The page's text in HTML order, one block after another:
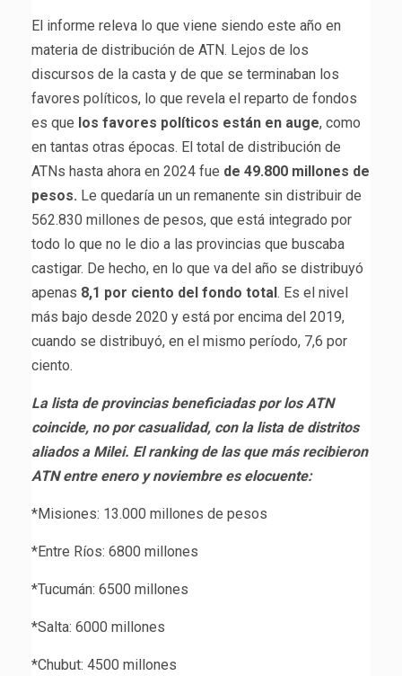
El informe releva lo que viene siendo este año en
materia de distribución de ATN. Lejos de los
discursos de la casta y de que se terminaban los
favores políticos, lo que revela el reparto de fondos
es que los favores políticos están en auge, como
en tantas otras épocas. El total de distribución de
ATNs hasta ahora en 2024 fue de 49.800 millones de
pesos. Le quedaría un un remanente sin distribuir de
562.830 millones de pesos, que está integrado por
todo lo que no le dio a las provincias que buscaba
castigar. De hecho, en lo que va del año se distribuyó
apenas 8,1 por ciento del fondo total. Es el nivel
más bajo desde 2020 y está por encima del 2019,
cuando se distribuyó, en el mismo período, 7,6 por
ciento.
La lista de provincias beneficiadas por los ATN
coincide, no por casualidad, con la lista de distritos
aliados a Milei. El ranking de las que más recibieron
ATN entre enero y noviembre es elocuente:
*Misiones: 13.000 millones de pesos
*Entre Ríos: 6800 millones
*Tucumán: 6500 millones
*Salta: 6000 millones
*Chubut: 4500 millones